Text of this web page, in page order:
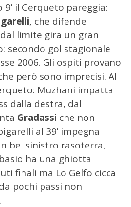
il Cerqueto pareggia:
, che difende
limite gira un gran
secondo gol stagionale
2006. Gli ospiti provano
però sono imprecisi. Al
Muzhani impatta
dalla destra, dal
Gradassi che non
al 39’ impegna
bel sinistro rasoterra,
ha una ghiotta
finali ma Lo Gelfo cicca
pochi passi non